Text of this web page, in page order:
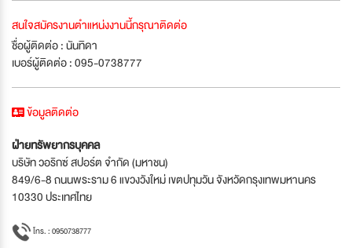
สนใจสมัครงานตำแหน่งงานนี้กรุณาติดต่อ
ชื่อผู้ติดต่อ : นันทิดา
เบอร์ผู้ติดต่อ : 095-0738777
ข้อมูลติดต่อ
ฝ่ายทรัพยากรบุคคล
บริษัท วอริกซ์ สปอร์ต จำกัด (มหาชน)
849/6-8 ถนนพระราม 6 แขวงวังใหม่ เขตปทุมวัน จังหวัดกรุงเทพมหานคร
10330 ประเทศไทย
โทร. : 0950738777